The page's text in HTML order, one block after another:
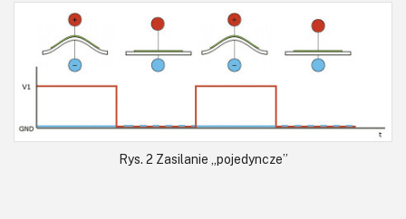
Rys. 2 Zasilanie „pojedyncze”